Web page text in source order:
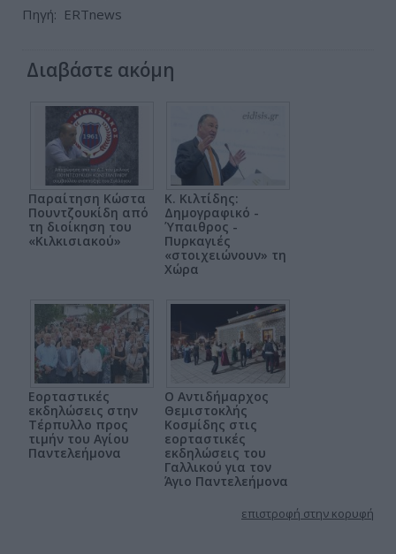
Πηγή: ERTnews
Διαβάστε ακόμη
Παραίτηση Κώστα
Πουντζουκίδη από
τη διοίκηση του
«Κιλκισιακού»
Κ. Κιλτίδης:
Δημογραφικό -
Ύπαιθρος -
Πυρκαγιές
«στοιχειώνουν» τη
Χώρα
Εορταστικές
εκδηλώσεις στην
Τέρπυλλο προς
τιμήν του Αγίου
Παντελεήμονα
Ο Αντιδήμαρχος
Θεμιστοκλής
Κοσμίδης στις
εορταστικές
εκδηλώσεις του
Γαλλικού για τον
Άγιο Παντελεήμονα
επιστροφή στην κορυφή